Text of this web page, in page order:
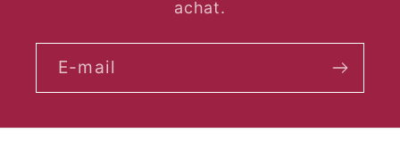
achat.
E-mail